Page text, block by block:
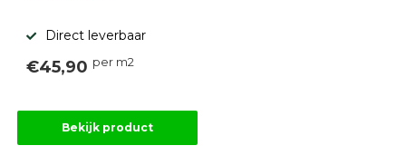
Direct leverbaar
€45,90 per m2
Bekijk product